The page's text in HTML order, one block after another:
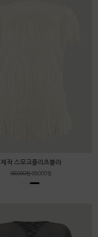
제작 스모크플리츠블라
98,000원89,000원